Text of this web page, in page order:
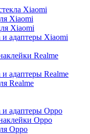
Xiaomi
Xiaomi
Xiaomi
и адаптеры Xiaomi
Realme
и адаптеры Realme
Realme
и адаптеры Oppo
Oppo
Oppo